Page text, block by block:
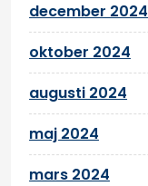
december 2024
oktober 2024
augusti 2024
maj 2024
mars 2024